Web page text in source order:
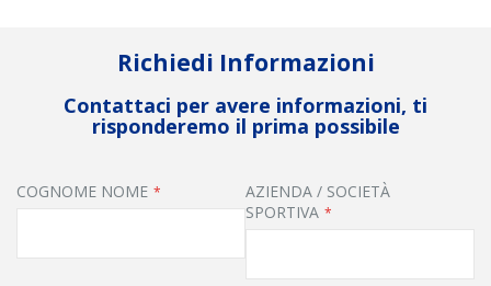
Richiedi Informazioni
Contattaci per avere informazioni, ti
risponderemo il prima possibile
COGNOME NOME
AZIENDA / SOCIETÀ
SPORTIVA